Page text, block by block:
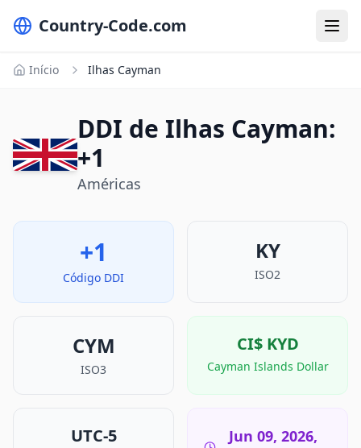
Country-Code.com
Início Ilhas Cayman
DDI de Ilhas Cayman:
+1
Américas
+1
Código DDI
KY
ISO2
CYM
ISO3
CI$ KYD
Cayman Islands Dollar
UTC-5
Jun 09, 2026,